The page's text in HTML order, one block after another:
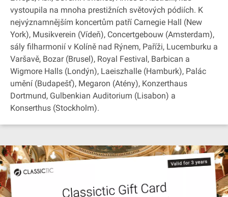
vystoupila na mnoha prestižních světových pódiích. K
nejvýznamnějším koncertům patří Carnegie Hall (New
York), Musikverein (Vídeň), Concertgebouw (Amsterdam),
sály filharmonií v Kolíně nad Rýnem, Paříži, Lucemburku a
Varšavě, Bozar (Brusel), Royal Festival, Barbican a
Wigmore Halls (Londýn), Laeiszhalle (Hamburk), Palác
umění (Budapešť), Megaron (Atény), Konzerthaus
Dortmund, Gulbenkian Auditorium (Lisabon) a
Konserthus (Stockholm).